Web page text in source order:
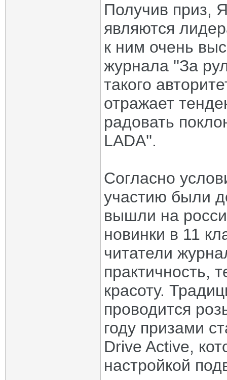
Получив приз,
являются
к ним очень
журнала ''За
такого
отражает
радовать
LADA''.
Согласно
участию были
вышли на
новинки в 11
читатели
практичность,
красоту.
проводится
году призами
Drive Active,
настройкой